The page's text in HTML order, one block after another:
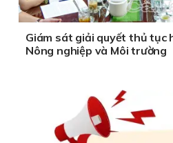
Giám sát giải quyết thủ tục
Nông nghiệp và Môi trường